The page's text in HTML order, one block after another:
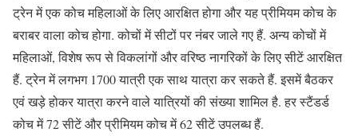
ट्रेन में एक कोच महिलाओं के लिए आरक्षित होगा और यह प्रीमियम कोच के
बराबर वाला कोच होगा. कोचों में सीटों पर नंबर जाले गए हैं. अन्य कोचों में
महिलाओं, विशेष रूप से विकलांगों और वरिष्ठ नागरिकों के लिए सीटें आरक्षित
हैं. ट्रेन में लगभग 1700 यात्री एक साथ यात्रा कर सकते हैं. इसमें बैठकर
एवं खड़े होकर यात्रा करने वाले यात्रियों की संख्या शामिल है. हर स्टैंडर्ड
कोच में 72 सीटें और प्रीमियम कोच में 62 सीटें उपलब्ध हैं.